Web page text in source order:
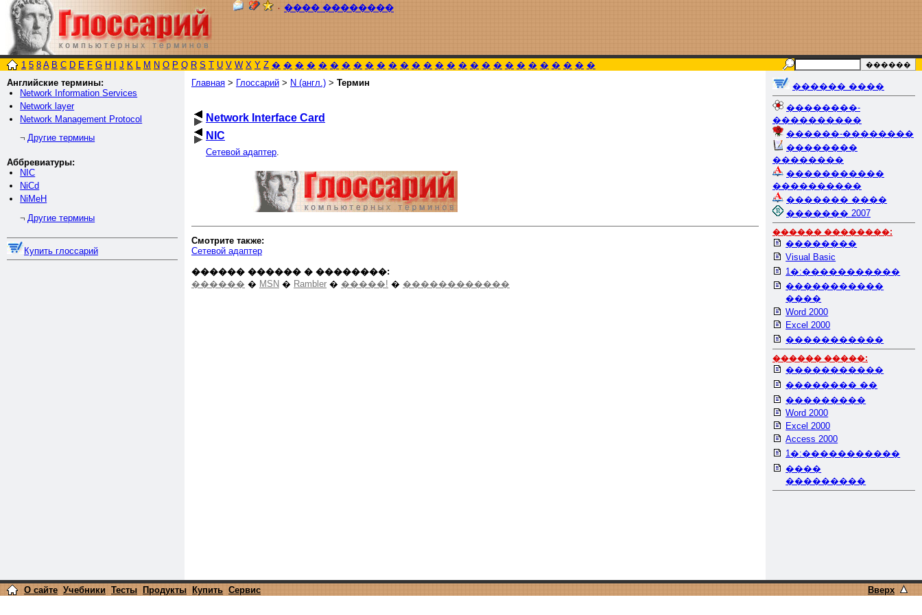
٠ ���� ��������
1 5 8 A B C D E F G H J K L M N O P Q R S T U V W X Y Z � � � � � � � � � � � � � � � � � � � � � � � � � � � �
Английские термины:
Network Information Services
Network layer
Network Management Protocol
¬ Другие термины
Аббревиатуры:
NIC
NiCd
NiMeH
¬ Другие термины
Купить глоссарий
Главная > Глоссарий > N (англ.) > Термин
Network Interface Card
NIC
Сетевой адаптер.
Смотрите также:
Сетевой адаптер
������ ������ � ��������:
������ � MSN � Rambler � �����! � ������������
������ ����
��������-
����������
������-��������
��������
��������
�����������
����������
������� ����
������� 2007
������ ��������:
��������
Visual Basic
1�:�����������
�����������
����
Word 2000
Excel 2000
�����������
������ �����:
�����������
�������� ��
���������
Word 2000
Excel 2000
Access 2000
1�:�����������
����
���������
О сайте Учебники Тесты Продукты Купить Сервис Вверх